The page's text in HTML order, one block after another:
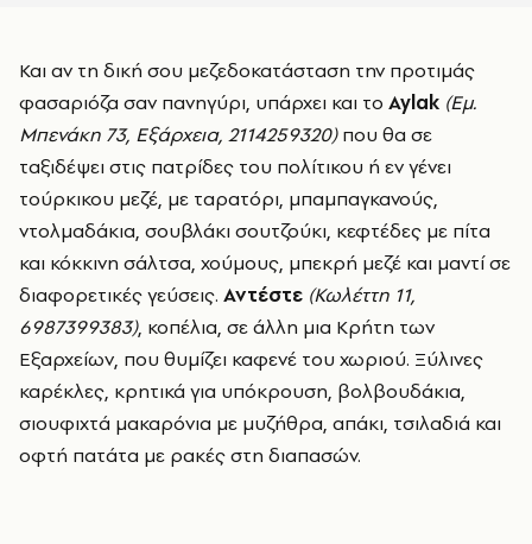
Και αν τη δική σου μεζεδοκατάσταση την προτιμάς
φασαριόζα σαν πανηγύρι, υπάρχει και το Aylak (Εμ.
Μπενάκη 73, Εξάρχεια, 2114259320)που θα σε
ταξιδέψει στις πατρίδες του πολίτικου ή εν γένει
τούρκικου μεζέ, με ταρατόρι, μπαμπαγκανούς,
ντολμαδάκια, σουβλάκι σουτζούκι, κεφτέδες με πίτα
και κόκκινη σάλτσα, χούμους, μπεκρή μεζέ και μαντί σε
διαφορετικές γεύσεις. Αντέστε (Κωλέττη 11,
6987399383), κοπέλια, σε άλλη μια Κρήτη των
Εξαρχείων, που θυμίζει καφενέ του χωριού. Ξύλινες
καρέκλες, κρητικά για υπόκρουση, βολβουδάκια,
σιουφιχτά μακαρόνια με μυζήθρα, απάκι, τσιλαδιά και
οφτή πατάτα με ρακές στη διαπασών.